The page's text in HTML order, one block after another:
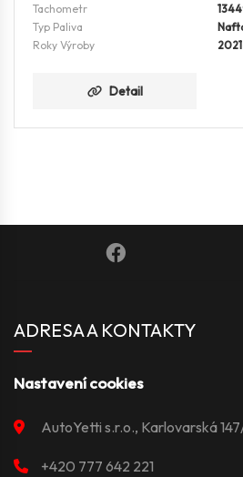
Tachometr
Typ Paliva
Roky Výroby
Detail
ADRESA A KONTAKTY
Nastavení cookies
AutoYetti s.r.o., Karlovarská
+420 777 642 221